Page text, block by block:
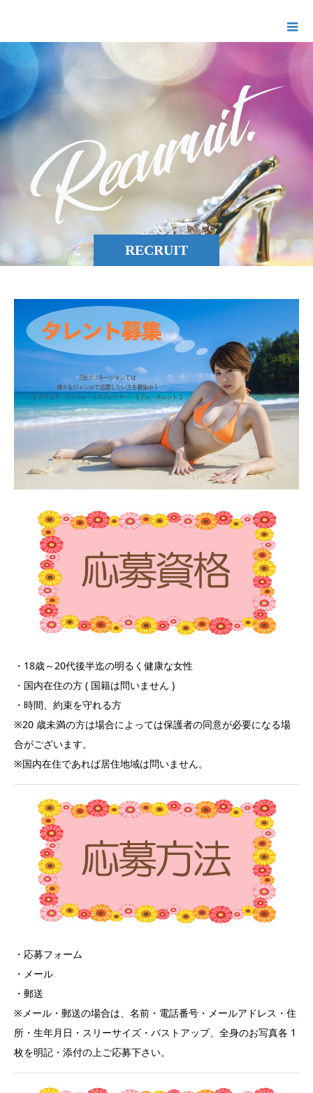
RECRUIT
・18歳～20代後半迄の明るく健康な女性
・国内在住の方 ( 国籍は問いません )
・時間、約束を守れる方
※20 歳未満の方は場合によっては保護者の同意が必要になる場
合がございます。
※国内在住であれば居住地域は問いません。
・応募フォーム
・メール
・郵送
※メール・郵送の場合は、名前・電話番号・メールアドレス・住
所・生年月日・スリーサイズ・バストアップ、全身のお写真各 1
枚を明記・添付の上ご応募下さい。